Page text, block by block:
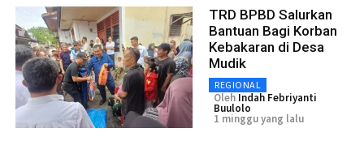
TRD BPBD Salurkan
Bantuan Bagi Korban
Kebakaran di Desa
Mudik
REGIONAL
Oleh Indah Febriyanti
Buulolo
1 minggu yang lalu